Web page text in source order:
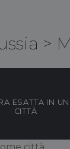
>
ESATTA IN
CITTÀ